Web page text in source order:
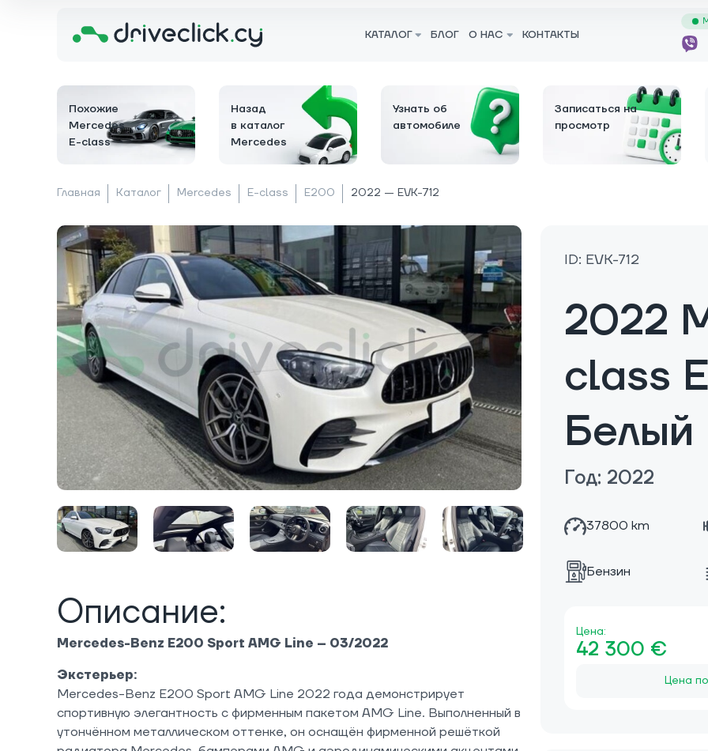
КАТАЛОГ БЛОГ О НАС КОНТАКТЫ
Похожие
Mercedes
E-class
Назад
в каталог
Mercedes
Узнать об
автомобиле
Записаться на
просмотр
Главная Каталог Mercedes E-class E200 2022 — EVK-712
ID: EVK-712
2022
class
Год: 2022
37800 km
Бензин
Цена:
42 300 €
Цена
Описание:
Mercedes-Benz E200 Sport AMG Line – 03/2022
Экстерьер:
Mercedes-Benz E200 Sport AMG Line 2022 года демонстрирует
спортивную элегантность с фирменным пакетом AMG Line. Выполненный в
утончённом металлическом оттенке, он оснащён фирменной решёткой